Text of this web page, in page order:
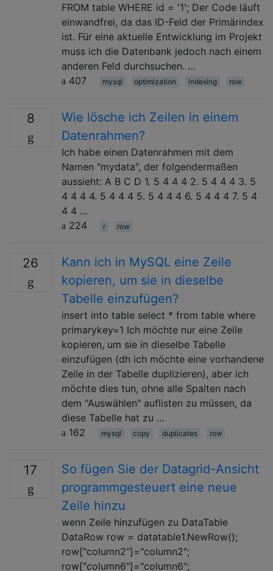
FROM table WHERE id = '1'; Der Code läuft
einwandfrei, da das ID-Feld der Primärindex
ist. Für eine aktuelle Entwicklung im Projekt
muss ich die Datenbank jedoch nach einem
anderen Feld durchsuchen. …
407
mysql optimization indexing row
8
Wie lösche ich Zeilen in einem
Datenrahmen?
Ich habe einen Datenrahmen mit dem
Namen "mydata", der folgendermaßen
aussieht: A B C D 1. 5 4 4 4 2. 5 4 4 4 3. 5
4 4 4 4. 5 4 4 4 5. 5 4 4 4 6. 5 4 4 4 7. 5 4
4 4 …
224
r row
26
Kann ich in MySQL eine Zeile
kopieren, um sie in dieselbe
Tabelle einzufügen?
insert into table select * from table where
primarykey=1 Ich möchte nur eine Zeile
kopieren, um sie in dieselbe Tabelle
einzufügen (dh ich möchte eine vorhandene
Zeile in der Tabelle duplizieren), aber ich
möchte dies tun, ohne alle Spalten nach
dem "Auswählen" auflisten zu müssen, da
diese Tabelle hat zu …
162
mysql copy duplicates row
17
So fügen Sie der Datagrid-Ansicht
programmgesteuert eine neue
Zeile hinzu
wenn Zeile hinzufügen zu DataTable
DataRow row = datatable1.NewRow();
row["column2"]="column2";
row["column6"]="column6";